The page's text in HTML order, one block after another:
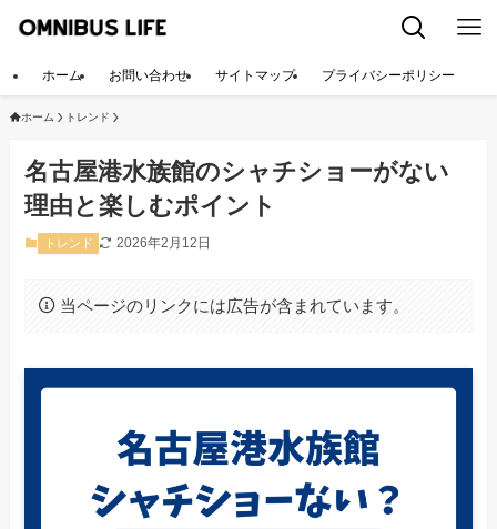
ホーム お問い合わせ サイトマップ プライバシーポリシー
ホーム トレンド
名古屋港水族館のシャチショーがない
理由と楽しむポイント
トレンド 2026年2月12日
当ページのリンクには広告が含まれています。